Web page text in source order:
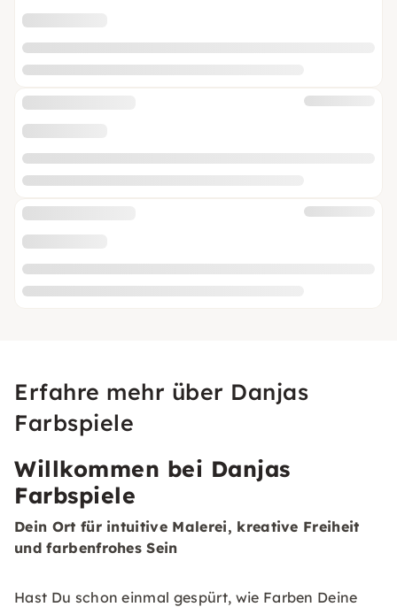
Erfahre mehr über Danjas
Farbspiele
Willkommen bei Danjas
Farbspiele
Dein Ort für intuitive Malerei, kreative Freiheit
und farbenfrohes Sein
Hast Du schon einmal gespürt, wie Farben Deine